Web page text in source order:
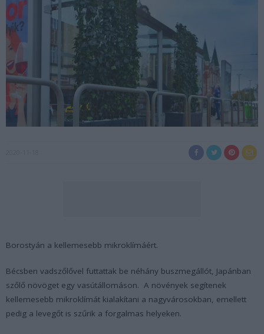
Borostyán a kellemesebb mikroklímáért.
Bécsben vadszőlővel futtattak be néhány buszmegállót, Japánban
szőlő növöget egy vasútállomáson. A növények segítenek
kellemesebb mikroklímát kialakítani a nagyvárosokban, emellett
pedig a levegőt is szűrik a forgalmas helyeken.